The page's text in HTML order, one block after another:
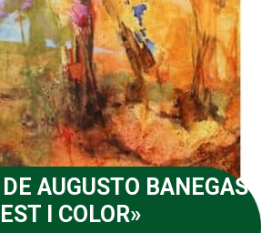
AUGUSTO BANEGAS
I COLOR»